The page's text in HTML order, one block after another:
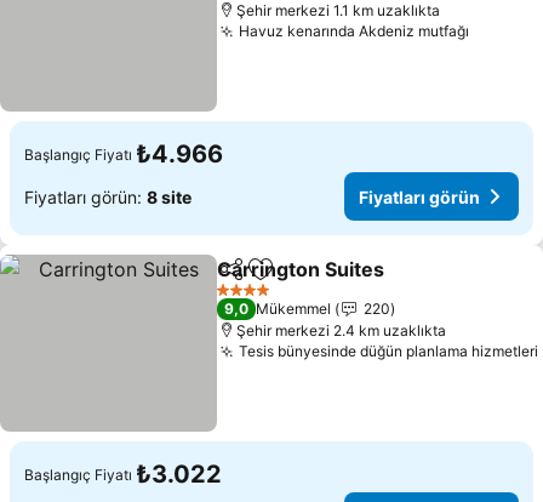
Şehir merkezi 1.1 km uzaklıkta
Havuz kenarında Akdeniz mutfağı
Başlangıç Fiyatı ₺4.966
Fiyatları görün: 8 site Fiyatları görün
PaylaşFavorilerime ekle
Carrington Suites
4 Yıldız
9,0 Mükemmel
220
Şehir merkezi 2.4 km uzaklıkta
Tesis bünyesinde düğün planlama hizmetleri
Başlangıç Fiyatı ₺3.022